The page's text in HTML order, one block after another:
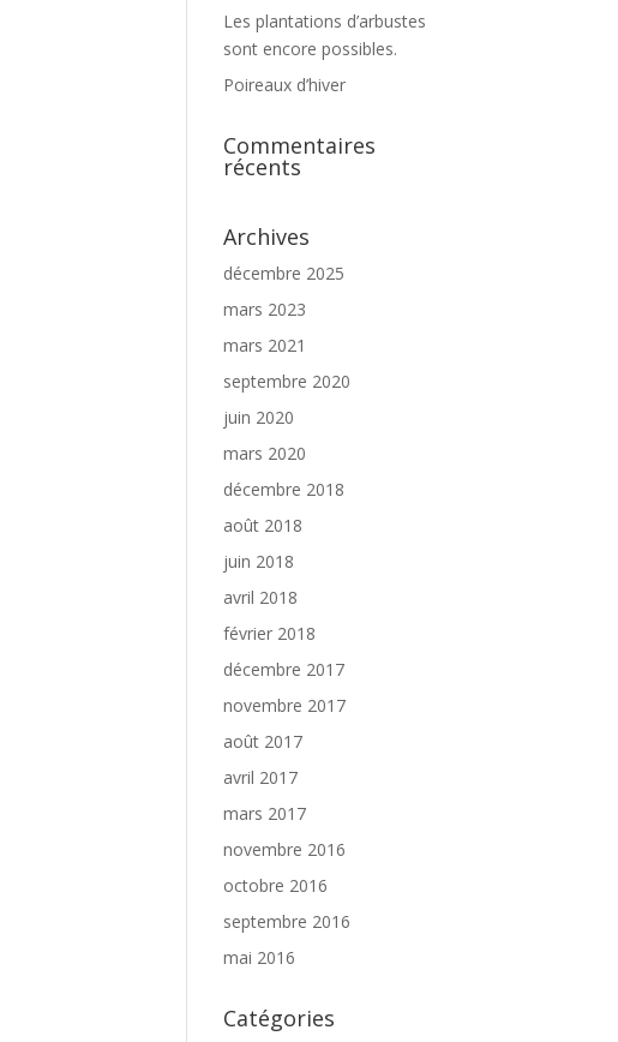
Les plantations d’arbustes
sont encore possibles.
Poireaux d’hiver
Commentaires
récents
Archives
décembre 2025
mars 2023
mars 2021
septembre 2020
juin 2020
mars 2020
décembre 2018
août 2018
juin 2018
avril 2018
février 2018
décembre 2017
novembre 2017
août 2017
avril 2017
mars 2017
novembre 2016
octobre 2016
septembre 2016
mai 2016
Catégories